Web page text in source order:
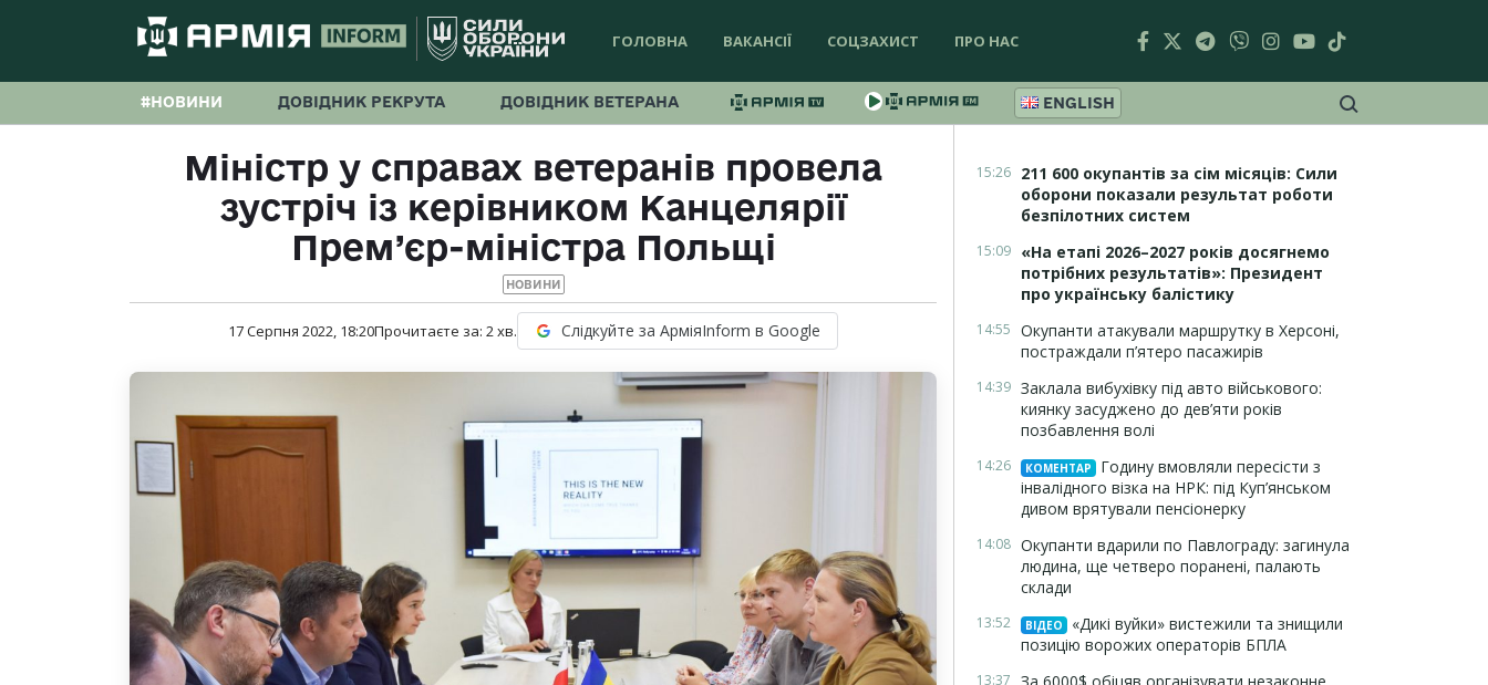
ГОЛОВНА ВАКАНСІЇ СОЦЗАХИСТ ПРО НАС
#НОВИНИ ДОВІДНИК РЕКРУТА ДОВІДНИК ВЕТЕРАНА ENGLISH
Міністр у справах ветеранів провела
зустріч із керівником Канцелярії
Прем’єр-міністра Польщі
НОВИНИ
17 Серпня 2022, 18:20Прочитаєте за: 2хв. Слідкуйте за АрміяInform в Google
15:26 211 600 окупантів за сім місяців: Сили
оборони показали результат роботи
безпілотних систем
15:09 «На етапі 2026–2027 років досягнемо
потрібних результатів»: Президент
про українську балістику
14:55 Окупанти атакували маршрутку в Херсоні,
постраждали п’ятеро пасажирів
14:39 Заклала вибухівку під авто військового:
киянку засуджено до дев’яти років
позбавлення волі
14:26 КОМЕНТАР
Годину вмовляли пересісти з
інвалідного візка на НРК: під Куп’янськом
дивом врятували пенсіонерку
14:08 Окупанти вдарили по Павлограду: загинула
людина, ще четверо поранені, палають
склади
13:52 ВІДЕО
«Дикі вуйки» вистежили та знищили
позицію ворожих операторів БПЛА
13:37